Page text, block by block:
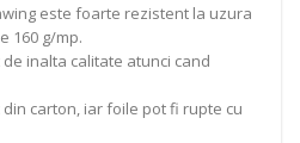
este foarte rezistent la uzura
160 g/mp.
inalta calitate atunci cand
carton, iar foile pot fi rupte cu